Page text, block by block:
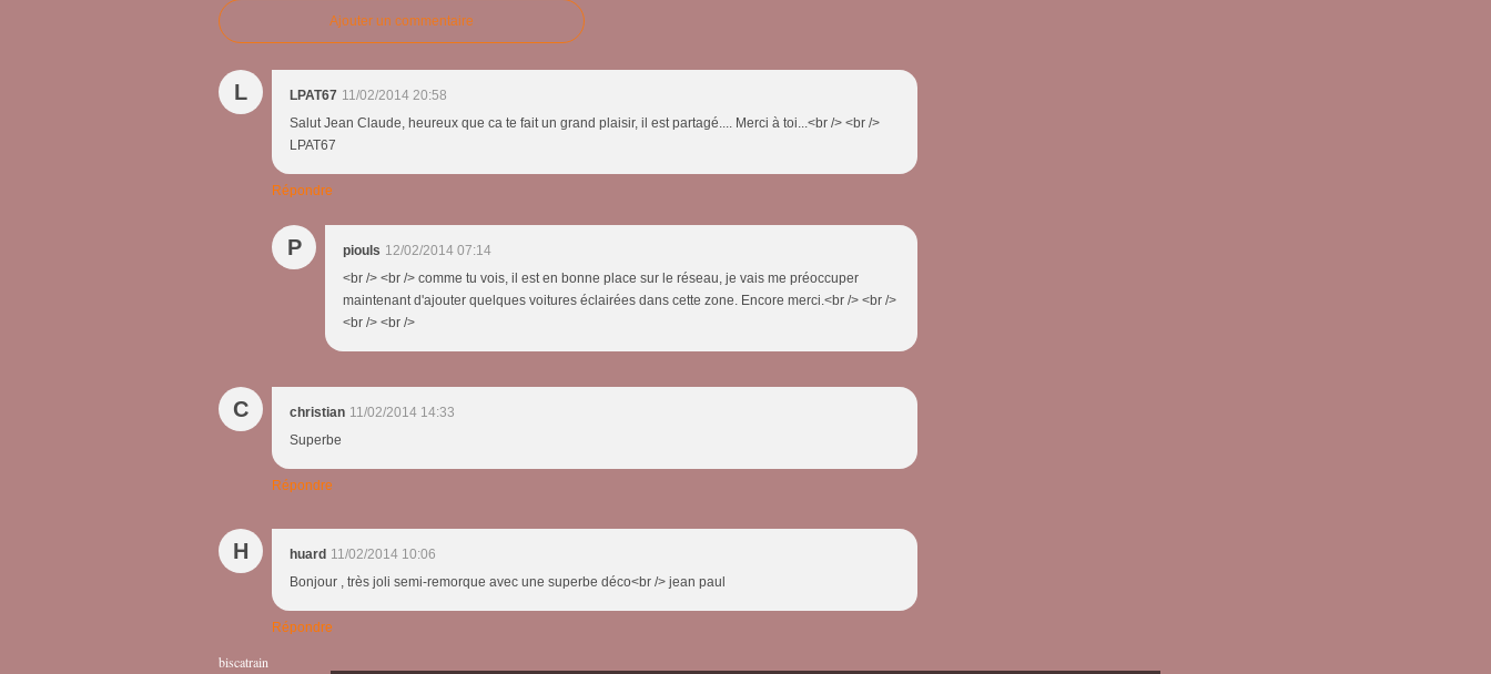
Ajouter un commentaire
L LPAT67 11/02/2014 20:58
Salut Jean Claude, heureux que ca te fait un grand plaisir, il est partagé.... Merci à toi...<br /> <br />
LPAT67
Répondre
P piouls 12/02/2014 07:14
<br /> <br /> comme tu vois, il est en bonne place sur le réseau, je vais me préoccuper
maintenant d'ajouter quelques voitures éclairées dans cette zone. Encore merci.<br /> <br />
<br /> <br />
C christian 11/02/2014 14:33
Superbe
Répondre
H huard 11/02/2014 10:06
Bonjour , très joli semi-remorque avec une superbe déco<br /> jean paul
Répondre
biscatrain